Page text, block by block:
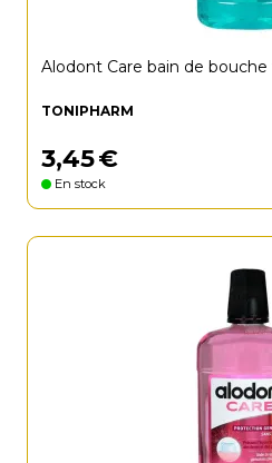
Alodont Care bain de
TONIPHARM
3,45€
En stock